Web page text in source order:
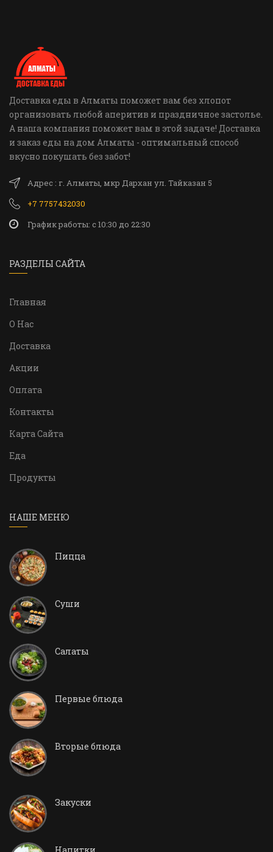
Доставка еды в Алматы поможет вам без хлопот
организовать любой аперитив и праздничное застолье.
А наша компания поможет вам в этой задаче! Доставка
и заказ еды на дом Алматы - оптимальный способ
вкусно покушать без забот!
Адрес : г. Алматы, мкр Дархан ул. Тайказан 5
+7 7757432030
График работы: c 10:30 до 22:30
РАЗДЕЛЫ САЙТА
Главная
О Нас
Доставка
Акции
Оплата
Контакты
Карта Сайта
Еда
Продукты
НАШЕ МЕНЮ
Пицца
Суши
Салаты
Первые блюда
Вторые блюда
Закуски